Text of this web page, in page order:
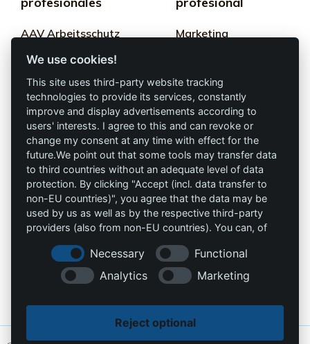
AAV Arbeitsschutz
Allprotec® Solo
trabaja seguro
Omniprotect –
Tienda Online
Marketing
condiciones
Privacidad
Impresión
Contacto
info@die-schutzprofis.de
+49 (511) 679997-97
Wohlenbergstraße 6
Alemania
We use cookies!
This site uses third-party website tracking
technologies to provide its services, constantly
improve and display advertisements according to
users' interests. I agree to this and can revoke or
change my consent at any time with effect for the
future.We point out that some tools may transfer data
to third countries without an adequate level of data
protection. By clicking "Accept (incl. data transfer to
non-EU countries)", you agree that the data may be
used by us as well as by the respective third-party
providers (also from non-EU countries). You can, of
Necessary
Functional
Analytics
Marketing
Reject optional